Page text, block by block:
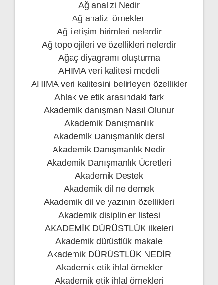
Ağ analizi Nedir
Ağ analizi örnekleri
Ağ iletişim birimleri nelerdir
Ağ topolojileri ve özellikleri nelerdir
Ağaç diyagramı oluşturma
AHIMA veri kalitesi modeli
AHIMA veri kalitesini belirleyen özellikler
Ahlak ve etik arasındaki fark
Akademik danışman Nasıl Olunur
Akademik Danışmanlık
Akademik Danışmanlık dersi
Akademik Danışmanlık Nedir
Akademik Danışmanlık Ücretleri
Akademik Destek
Akademik dil ne demek
Akademik dil ve yazının özellikleri
Akademik disiplinler listesi
AKADEMİK DÜRÜSTLÜK ilkeleri
Akademik dürüstlük makale
Akademik DÜRÜSTLÜK NEDİR
Akademik etik ihlal örnekler
Akademik etik ihlal örnekleri